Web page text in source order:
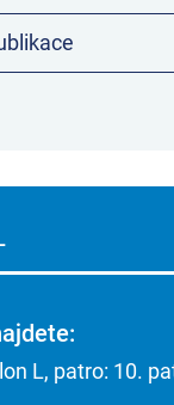
L, patro: 10.